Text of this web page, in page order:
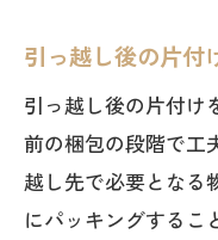
引っ越し後の片付
引っ越し後の片付け
前の梱包の段階で工
越し先で必要となる
にパッキングするこ